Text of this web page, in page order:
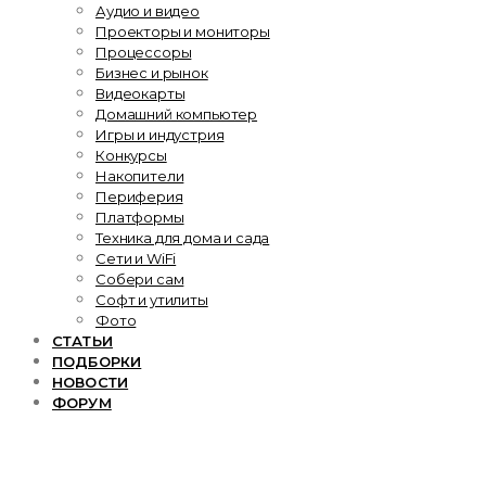
Аудио и видео
Проекторы и мониторы
Процессоры
Бизнес и рынок
Видеокарты
Домашний компьютер
Игры и индустрия
Конкурсы
Накопители
Периферия
Платформы
Техника для дома и сада
Сети и WiFi
Собери сам
Софт и утилиты
Фото
СТАТЬИ
ПОДБОРКИ
НОВОСТИ
ФОРУМ